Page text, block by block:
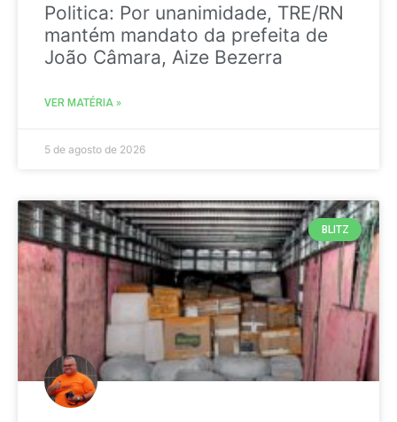
Politica: Por unanimidade, TRE/RN
mantém mandato da prefeita de
João Câmara, Aize Bezerra
VER MATÉRIA »
5 de agosto de 2026
BLITZ